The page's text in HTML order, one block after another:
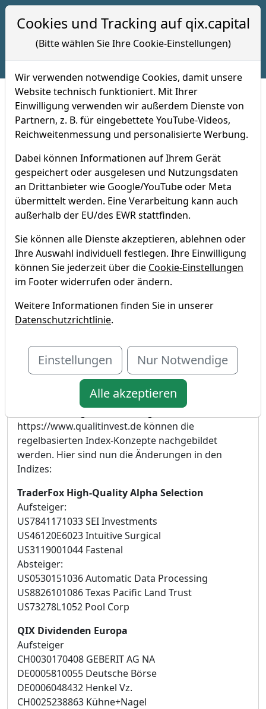
+49 (0) 7121 -8208028
Index-Umschichtungen zum 05.
Januar 2020
Index-Updates 29.12.2020 um 11:49 Uhr
Liebe Anleger,
die Zusammensetzungen werde TraderFox-Indizes
werden 100 % regelbasierte ermittelt. Über die die
Online-Vermögensverwaltung
https://www.qualitinvest.de können die
regelbasierten Index-Konzepte nachgebildet
werden. Hier sind nun die Änderungen in den
Indizes:
TraderFox High-Quality Alpha Selection
Aufsteiger:
US7841171033 SEI Investments
US46120E6023 Intuitive Surgical
US3119001044 Fastenal
Absteiger:
US0530151036 Automatic Data Processing
US8826101086 Texas Pacific Land Trust
US73278L1052 Pool Corp
QIX Dividenden Europa
Aufsteiger
CH0030170408 GEBERIT AG NA
DE0005810055 Deutsche Börse
DE0006048432 Henkel Vz.
CH0025238863 Kühne+Nagel
Cookies und Tracking auf qix.capital
(Bitte wählen Sie Ihre Cookie-Einstellungen)
Wir verwenden notwendige Cookies, damit unsere
Website technisch funktioniert. Mit Ihrer
Einwilligung verwenden wir außerdem Dienste von
Partnern, z. B. für eingebettete YouTube-Videos,
Reichweitenmessung und personalisierte Werbung.
Dabei können Informationen auf Ihrem Gerät
gespeichert oder ausgelesen und Nutzungsdaten
an Drittanbieter wie Google/YouTube oder Meta
übermittelt werden. Eine Verarbeitung kann auch
außerhalb der EU/des EWR stattfinden.
Sie können alle Dienste akzeptieren, ablehnen oder
Ihre Auswahl individuell festlegen. Ihre Einwilligung
können Sie jederzeit über die Cookie-Einstellungen
im Footer widerrufen oder ändern.
Weitere Informationen finden Sie in unserer
Datenschutzrichtlinie.
Einstellungen Nur Notwendige
Alle akzeptieren